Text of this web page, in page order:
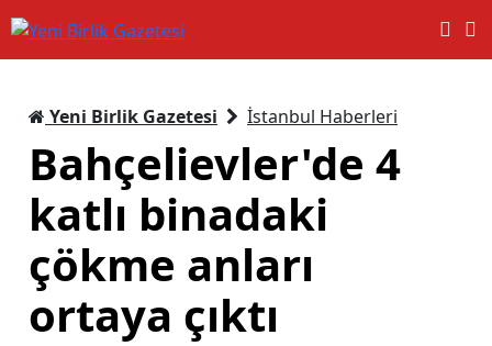
Yeni Birlik Gazetesi İstanbul Haberleri
Bahçelievler'de 4
katlı binadaki
çökme anları
ortaya çıktı